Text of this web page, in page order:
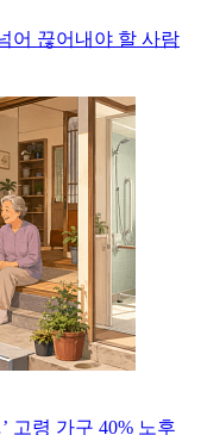
어 끊어내야 할 사람
고령 가구 40% 노후